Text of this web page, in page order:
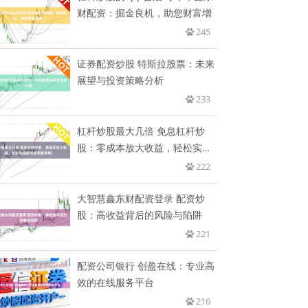
财配资：掘金良机，助您财富增
245
证券配资炒股 特斯拉股票：未来
展望与投资策略分析
233
杠杆炒股最大几倍 免息杠杆炒
股：零成本放大收益，轻松实现
222
大智慧鑫东财配资登录 配资炒
股：高收益背后的风险与陷阱
221
配资公司银行 创盈在线：专业高
效的在线服务平台
216